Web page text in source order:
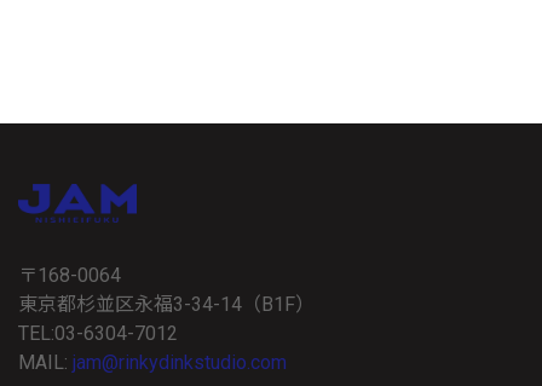
〒168-0064
東京都杉並区永福3-34-14（B1F）
TEL:03-6304-7012
MAIL: jam@rinkydinkstudio.com